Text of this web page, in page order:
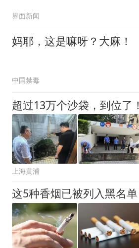
界面新闻
妈耶，这是嘛呀？大麻！
中国禁毒
超过13万个沙袋，到位了！
上海黄浦